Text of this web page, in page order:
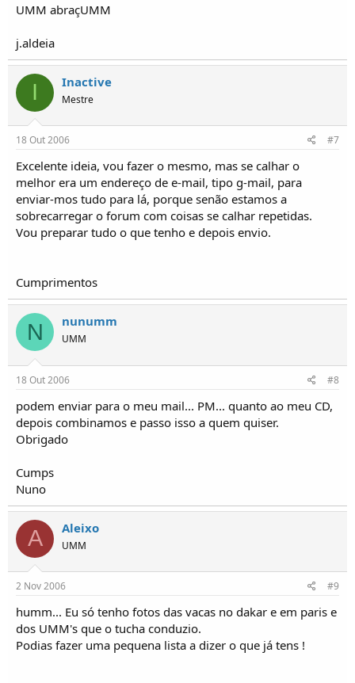
UMM abraçUMM
j.aldeia
I Inactive
Mestre
18 Out 2006 #7
Excelente ideia, vou fazer o mesmo, mas se calhar o
melhor era um endereço de e-mail, tipo g-mail, para
enviar-mos tudo para lá, porque senão estamos a
sobrecarregar o forum com coisas se calhar repetidas.
Vou preparar tudo o que tenho e depois envio.
Cumprimentos
N nunumm
UMM
18 Out 2006 #8
podem enviar para o meu mail... PM... quanto ao meu CD,
depois combinamos e passo isso a quem quiser.
Obrigado
Cumps
Nuno
A Aleixo
UMM
2 Nov 2006 #9
humm... Eu só tenho fotos das vacas no dakar e em paris e
dos UMM's que o tucha conduzio.
Podias fazer uma pequena lista a dizer o que já tens !